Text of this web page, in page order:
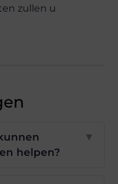
zullen u
helpen?
▼